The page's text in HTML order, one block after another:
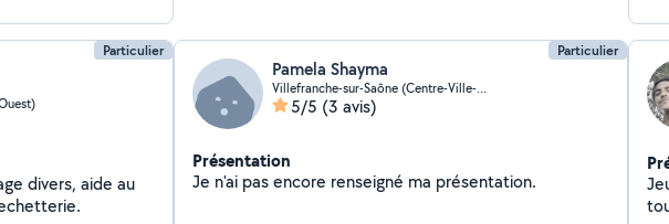
Particulier
divers, aide au
Particulier
Pamela Shayma
Villefranche-sur-Saône (Centre-Ville-Nord)
5/5 (3 avis)
Présentation
Je n'ai pas encore renseigné ma présentation.